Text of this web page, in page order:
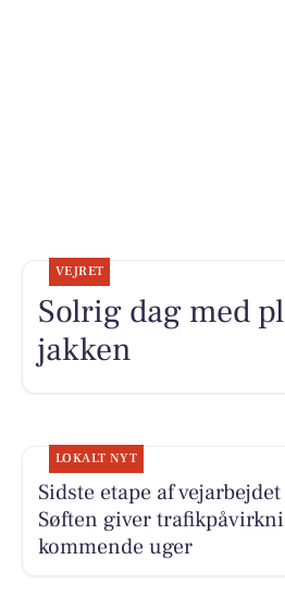
VEJRET
Solrig dag med
jakken
LOKALT NYT
Sidste etape af
Søften giver
kommende uger